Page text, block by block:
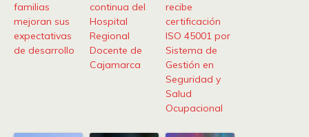
familias
mejoran sus
expectativas
de desarrollo
continua del
Hospital
Regional
Docente de
Cajamarca
recibe
certificación
ISO 45001 por
Sistema de
Gestión en
Seguridad y
Salud
Ocupacional